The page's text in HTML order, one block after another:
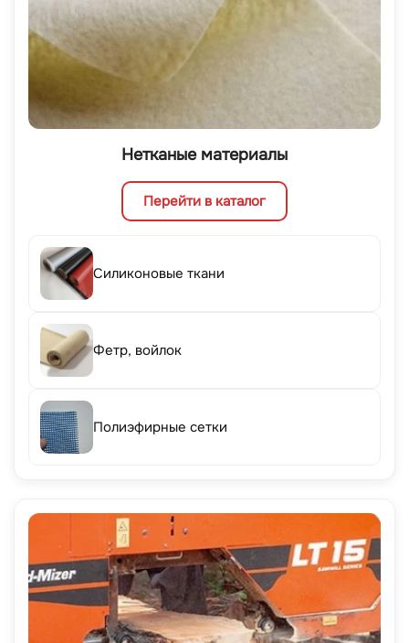
Нетканые материалы
Перейти в каталог
Силиконовые ткани
Фетр, войлок
Полиэфирные сетки